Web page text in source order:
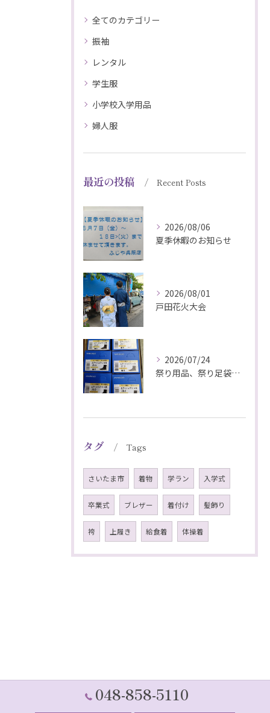
全てのカテゴリー
振袖
レンタル
学生服
小学校入学用品
婦人服
最近の投稿 Recent Posts
2026/08/06
夏季休暇のお知らせ
2026/08/01
戸田花火大会
2026/07/24
祭り用品、祭り足袋特価販売中
タグ Tags
さいたま市 着物 学ラン 入学式
卒業式 ブレザー 着付け 髪飾り
袴 上履き 給食着 体操着
048-858-5110